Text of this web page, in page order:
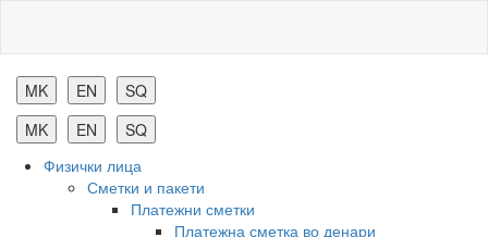
Физички лица
Сметки и пакети
Платежни сметки
Платежна сметка во денари